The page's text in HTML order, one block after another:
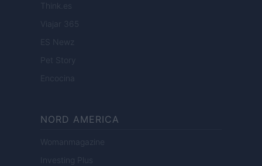
Think.es
Viajar 365
ES Newz
Pet Story
Encocina
NORD AMERICA
Womanmagazine
Investing Plus